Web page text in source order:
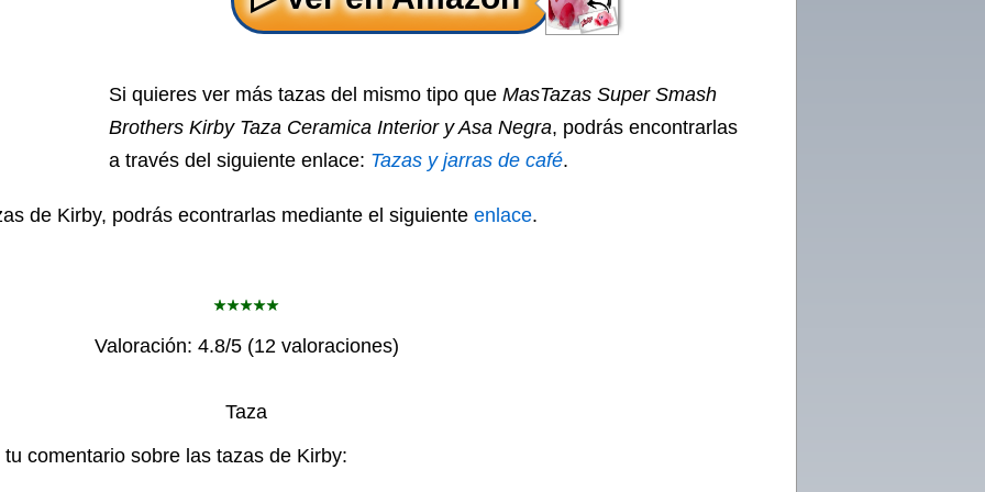
Si quieres ver más tazas del mismo tipo que MasTazas Super Smash
Brothers Kirby Taza Ceramica Interior y Asa Negra, podrás encontrarlas
a través del siguiente enlace: Tazas y jarras de café.
de Kirby, podrás econtrarlas mediante el siguiente enlace.
Valoración: 4.8/5 (12valoraciones)
Taza
comentario sobre las tazas de Kirby: